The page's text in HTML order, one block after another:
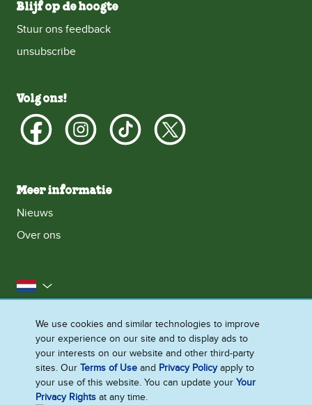
Blijf op de hoogte
Stuur ons feedback
unsubscribe
Volg ons!
Meer informatie
Nieuws
Over ons
Nederland
Toegankelijkheid
Neem contact met ons op
Cookieverklaring
Privacyverklaring
Gebruiksvoorwaarden
Sitemap
Creëer je ervaring
We use cookies and similar technologies to improve
your experience on our site and to display ads to
your interests on our website and other third-party
sites. OurTerms of Use and Privacy Policyapply to
your use of this website. You can update yourYour
Privacy Rights at any time.